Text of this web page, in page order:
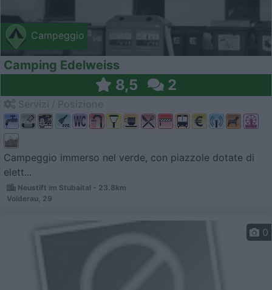
Campeggio
Camping Edelweiss
8,5 2
Campeggio immerso nel verde, con piazzole dotate di
elett...
Neustift im Stubaital - 23.8km
Volderau, 29
0